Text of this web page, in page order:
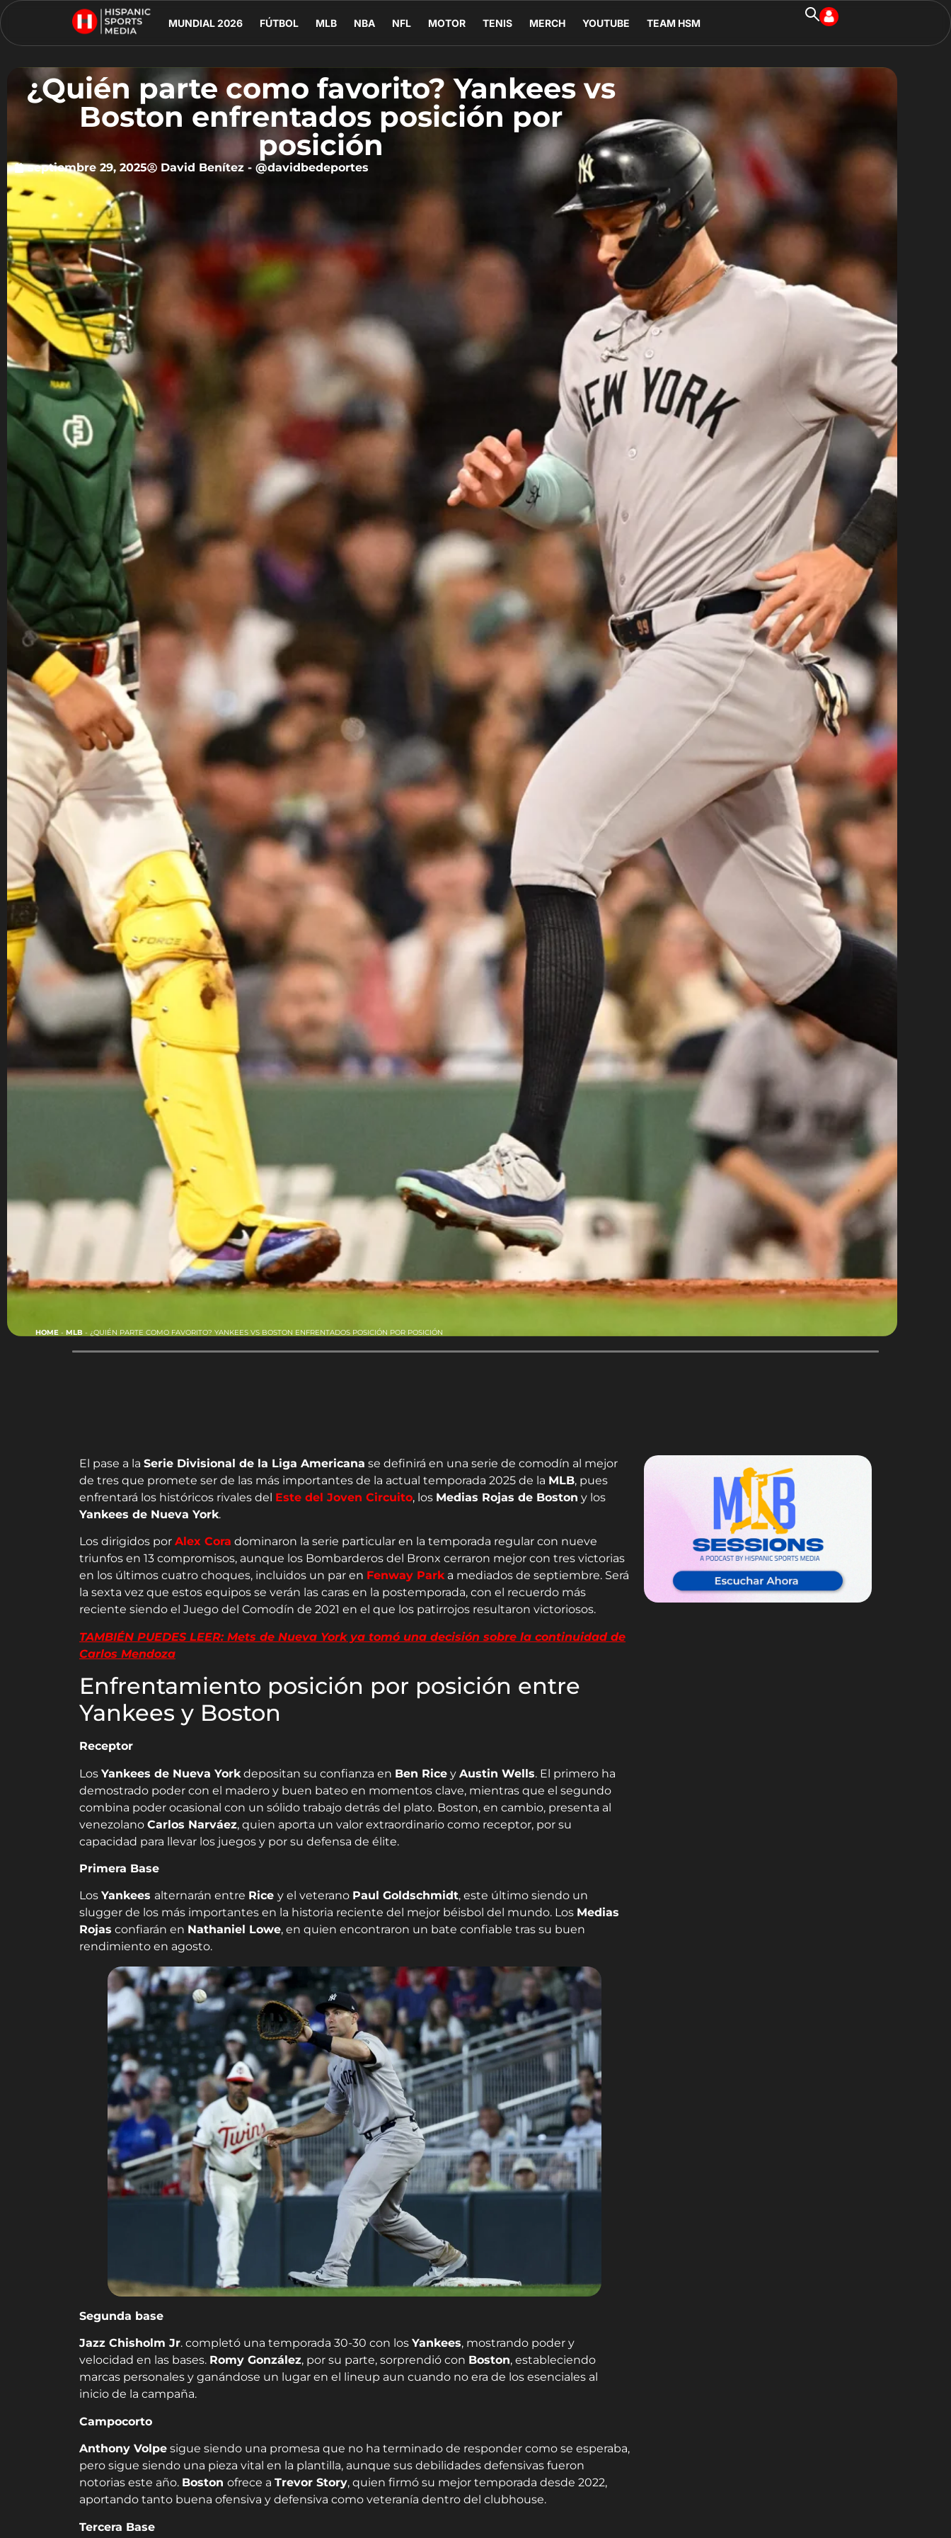
MUNDIAL 2026 FÚTBOL MLB NBA NFL MOTOR TENIS MERCH YOUTUBE TEAM HSM
¿Quién parte como favorito? Yankees vs
Boston enfrentados posición por
posición
septiembre 29, 2025 David Benítez - @davidbedeportes
HOME- MLB- ¿QUIÉN PARTE COMO FAVORITO? YANKEES VS BOSTON ENFRENTADOS POSICIÓN POR POSICIÓN
El pase a la Serie Divisional de la Liga Americana se definirá en una serie de comodín al mejor
de tres que promete ser de las más importantes de la actual temporada 2025 de la MLB, pues
enfrentará los históricos rivales del Este del Joven Circuito, los Medias Rojas de Boston y los
Yankees de Nueva York.
Los dirigidos por Alex Cora dominaron la serie particular en la temporada regular con nueve
triunfos en 13 compromisos, aunque los Bombarderos del Bronx cerraron mejor con tres victorias
en los últimos cuatro choques, incluidos un par en Fenway Parka mediados de septiembre. Será
la sexta vez que estos equipos se verán las caras en la postemporada, con el recuerdo más
reciente siendo el Juego del Comodín de 2021 en el que los patirrojos resultaron victoriosos.
TAMBIÉN PUEDES LEER: Mets de Nueva York ya tomó una decisión sobre la continuidad de
Carlos Mendoza
Enfrentamiento posición por posición entre
Yankees y Boston
Receptor
Los Yankees de Nueva York depositan su confianza en Ben Rice y Austin Wells. El primero ha
demostrado poder con el madero y buen bateo en momentos clave, mientras que el segundo
combina poder ocasional con un sólido trabajo detrás del plato. Boston, en cambio, presenta al
venezolano Carlos Narváez, quien aporta un valor extraordinario como receptor, por su
capacidad para llevar los juegos y por su defensa de élite.
Primera Base
Los Yankees alternarán entre Rice y el veterano Paul Goldschmidt, este último siendo un
slugger de los más importantes en la historia reciente del mejor béisbol del mundo. Los Medias
Rojas confiarán en Nathaniel Lowe, en quien encontraron un bate confiable tras su buen
rendimiento en agosto.
Segunda base
Jazz Chisholm Jr. completó una temporada 30-30 con los Yankees, mostrando poder y
velocidad en las bases. Romy González, por su parte, sorprendió con Boston, estableciendo
marcas personales y ganándose un lugar en el lineup aun cuando no era de los esenciales al
inicio de la campaña.
Campocorto
Anthony Volpe sigue siendo una promesa que no ha terminado de responder como se esperaba,
pero sigue siendo una pieza vital en la plantilla, aunque sus debilidades defensivas fueron
notorias este año. Boston ofrece a Trevor Story, quien firmó su mejor temporada desde 2022,
aportando tanto buena ofensiva y defensiva como veteranía dentro del clubhouse.
Tercera Base